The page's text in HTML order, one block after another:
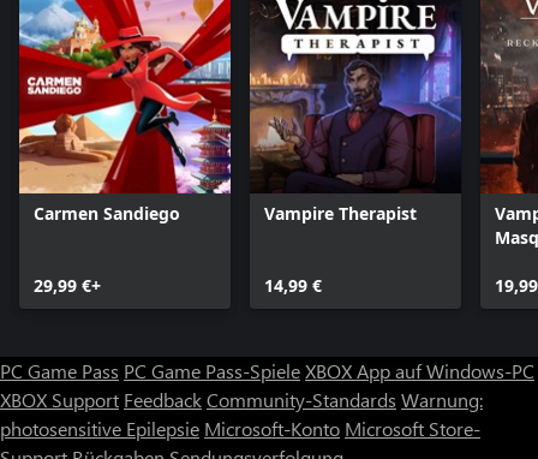
Carmen Sandiego
29,99 €+
Vampire Therapist
14,99 €
York
PC Game Pass PC Game Pass-SpieleXBOX App auf Windows-PC
XBOX Support FeedbackCommunity-Standards Warnung:
photosensitive Epilepsie Microsoft-Konto Microsoft Store-